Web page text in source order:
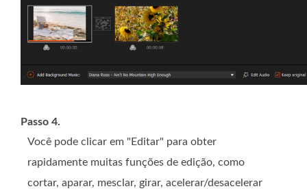
Passo 4.
Você pode clicar em "Editar" para obter
rapidamente muitas funções de edição, como
cortar, aparar, mesclar, girar, acelerar/desacelerar